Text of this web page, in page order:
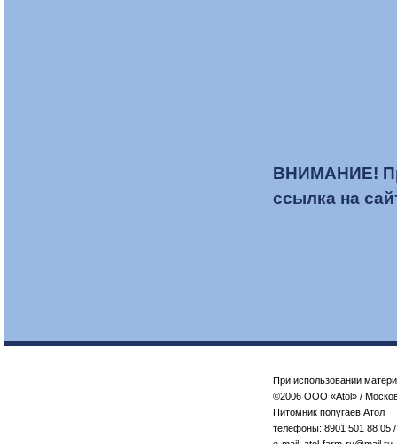
ВНИМАНИЕ!
ссылка на
При использовании
©2006 ООО «Atol» /
Питомник попугаев Атол
телефоны: 8901 501 88 05